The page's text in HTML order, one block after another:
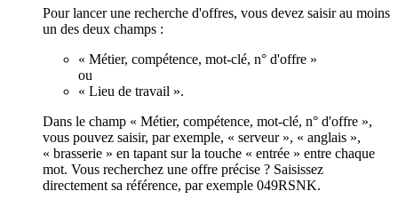
Pour lancer une recherche d'offres, vous devez saisir au moins
un des deux champs :
« Métier, compétence, mot-clé, n° d'offre »
ou
« Lieu de travail ».
Dans le champ « Métier, compétence, mot-clé, n° d'offre »,
vous pouvez saisir, par exemple, « serveur », « anglais »,
« brasserie » en tapant sur la touche « entrée » entre chaque
mot. Vous recherchez une offre précise ? Saisissez
directement sa référence, par exemple 049RSNK.